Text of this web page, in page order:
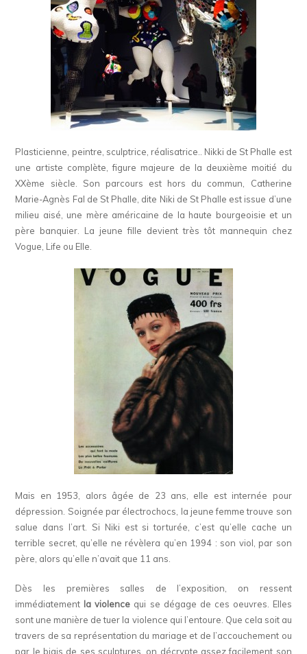
Plasticienne, peintre, sculptrice, réalisatrice.. Nikki de St Phalle est
une artiste complète, figure majeure de la deuxième moitié du
XXème siècle. Son parcours est hors du commun, Catherine
Marie-Agnès Fal de St Phalle, dite Niki de St Phalle est issue d’une
milieu aisé, une mère américaine de la haute bourgeoisie et un
père banquier. La jeune fille devient très tôt mannequin chez
Vogue, Life ou Elle.
Mais en 1953, alors âgée de 23 ans, elle est internée pour
dépression. Soignée par électrochocs, la jeune femme trouve son
salue dans l’art. Si Niki est si torturée, c’est qu’elle cache un
terrible secret, qu’elle ne révèlera qu’en 1994 : son viol, par son
père, alors qu’elle n’avait que 11 ans.
Dès les premières salles de l’exposition, on ressent
immédiatement la violence qui se dégage de ces oeuvres. Elles
sont une manière de tuer la violence qui l’entoure. Que cela soit au
travers de sa représentation du mariage et de l’accouchement ou
par le biais de ses sculptures, on décrypte assez facilement son